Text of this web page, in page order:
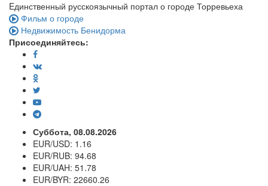
Eдинственный русскоязычный портал о городе Торревьеха
Фильм о городе
Недвижимость Бенидорма
Присоединяйтесь:
Суббота, 08.08.2026
EUR/USD: 1.16
EUR/RUB: 94.68
EUR/UAH: 51.78
EUR/BYR: 22660.26